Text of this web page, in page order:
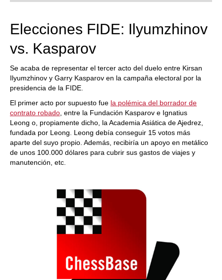
train more efficiently, intelligently and with a
Elecciones FIDE: Ilyumzhinov
vs. Kasparov
Se acaba de representar el tercer acto del duelo entre Kirsan
Ilyumzhinov y Garry Kasparov en la campaña electoral por la
presidencia de la FIDE.
El primer acto por supuesto fue la polémica del borrador de
contrato robado , entre la Fundación Kasparov e Ignatius
Leong o, propiamente dicho, la Academia Asiática de Ajedrez,
fundada por Leong. Leong debía conseguir 15 votos más
aparte del suyo propio. Además, recibiría un apoyo en metálico
de unos 100.000 dólares para cubrir sus gastos de viajes y
manutención, etc.